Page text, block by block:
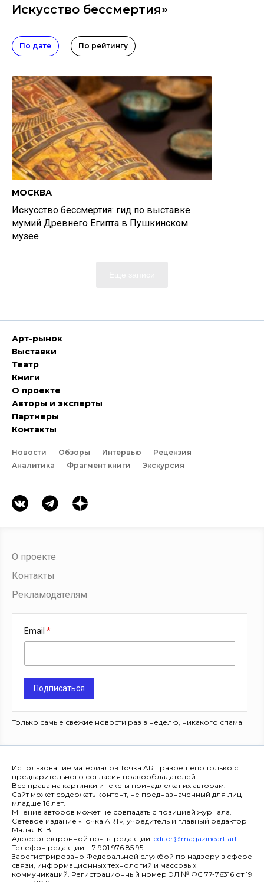
Искусство бессмертия»
По дате По рейтингу
МОСКВА
Искусство бессмертия: гид по выставке
мумий Древнего Египта в Пушкинском
музее
Арт-рынок
Выставки
Театр
Книги
О проекте
Авторы и эксперты
Партнеры
Контакты
Новости Обзоры Интервью
Рецензия
Аналитика
Фрагмент книги Экскурсия
О проекте
Контакты
Рекламодателям
Email
Подписаться
Только самые свежие новости раз в неделю, никакого спама
Использование материалов Точка ART разрешено только с
предварительного согласия правообладателей.
Все права на картинки и тексты принадлежат их авторам.
Сайт может содержать контент, не предназначенный для лиц
младше 16 лет.
Мнение авторов может не совпадать с позицией журнала.
Сетевое издание «Точка ART», учредитель и главный редактор
Малая К. В.
Адрес электронной почты редакции: editor@magazineart.art.
Телефон редакции: +7 901 976 85 95.
Зарегистрировано Федеральной службой по надзору в сфере
связи, информационных технологий и массовых
коммуникаций. Регистрационный номер ЭЛ № ФС 77-76316 от 19